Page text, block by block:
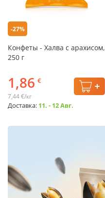
-27%
Конфеты - Халва с арахисом,
250 г
1,86 €
7,44 €/кг
Доставка: 11. - 12 Авг.